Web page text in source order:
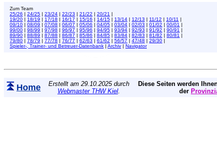
Zum Team
25/26 | 24/25 | 23/24 | 22/23 | 21/22 | 20/21 |
19/20 | 18/19 | 17/18 | 16/17 | 15/16 | 14/15 | 13/14 | 12/13 | 11/12 | 10/11 |
09/10 | 08/09 | 07/08 | 06/07 | 05/06 | 04/05 | 03/04 | 02/03 | 01/02 | 00/01 |
99/00 | 98/99 | 97/98 | 96/97 | 95/96 | 94/95 | 93/94 | 92/93 | 91/92 | 90/91 |
89/90 | 88/89 | 87/88 | 86/87 | 85/86 | 84/85 | 83/84 | 82/83 | 81/82 | 80/81 |
79/80 | 78/79 | 77/78 | 76/77 | 62/63 | 61/62 | 56/57 | 47/48 | 29/30 |
Spieler-, Trainer- und Betreuer-Datenbank | Archiv | Navigator
Home
Erstellt am 29.10.2025 durch
Webmaster THW Kiel.
Diese Seiten werden
der